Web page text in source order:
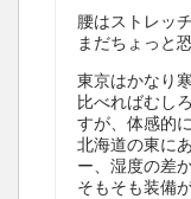
腰はストレッ
まだちょっと
東京はかなり
比べればむし
すが、体感的
北海道の東に
ー、湿度の差か
そもそも装備